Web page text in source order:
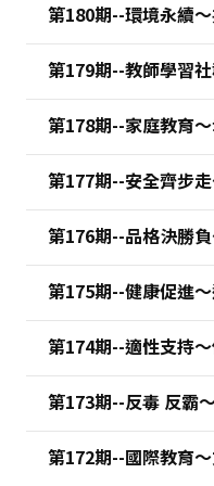
第180期--環境永續
第179期--教師學習
第178期--家庭教育
第177期--安全齊步
第176期--品格決勝
第175期--健康促進
第174期--適性支持
第173期--反毒 反霸
第172期--國際教育